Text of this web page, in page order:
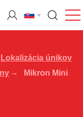
Lokalizácia únikov
Mikron Mini